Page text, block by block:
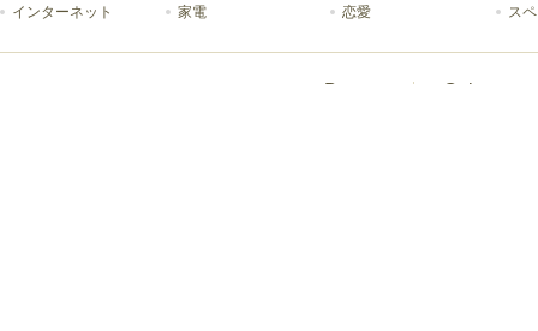
インターネット
家電 恋愛 ス
Beauty Column